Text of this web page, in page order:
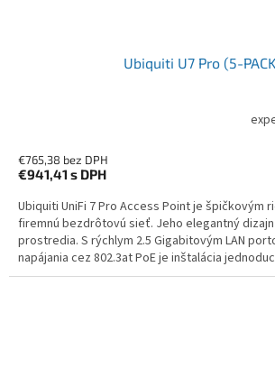
Ubiquiti U7 Pro (5-
€765,38 bez DPH
€941,41 s DPH
Ubiquiti UniFi 7 Pro Access Point je špičkovým
firemnú bezdrôtovú sieť. Jeho elegantný
prostredia. S rýchlym 2.5 Gigabitovým LAN
napájania cez 802.3at PoE je inštalácia